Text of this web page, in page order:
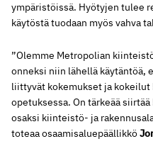
ympäristöissä. Hyötyjen tulee
käytöstä tuodaan myös vahva
”Olemme Metropolian
onneksi niin lähellä käytäntöä,
liittyvät kokemukset ja kokeilut
opetuksessa. On tärkeää
osaksi kiinteistö- ja
toteaa osaamisaluepäällikkö